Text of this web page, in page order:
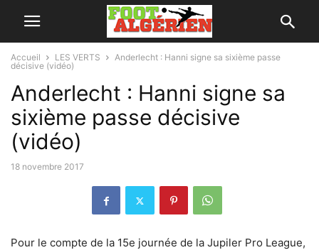
Accueil LES VERTS
Anderlecht : Hanni signe sa sixième passe
décisive (vidéo)
Anderlecht : Hanni signe sa
sixième passe décisive
(vidéo)
18 novembre 2017
Pour le compte de la 15e journée de la Jupiler Pro League,